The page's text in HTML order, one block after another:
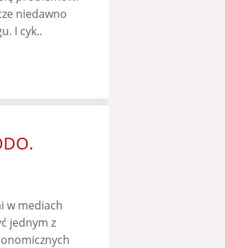
niedawno
I cyk..
w mediach
jednym z